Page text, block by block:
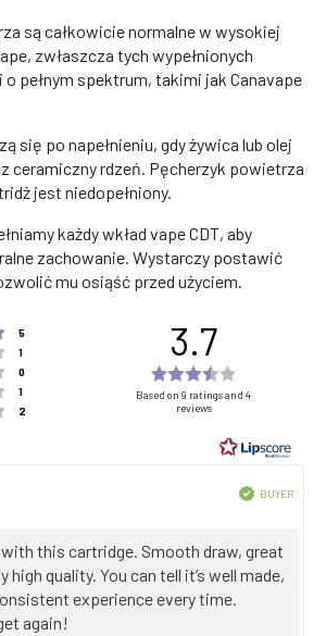
są całkowicie normalne w wysokiej
zwłaszcza tych wypełnionych
pełnym spektrum, takimi jak Canavape
się po napełnieniu, gdy żywica lub olej
ceramiczny rdzeń. Pęcherzyk powietrza
jest niedopełniony.
każdy wkład vape CDT, aby
zachowanie. Wystarczy postawić
mu osiąść przed użyciem.
Rating 5 out of 5 stars
5
Rating 4 out of 5 stars
1
Rating 3 out of 5 stars
0
Rating 2 out of 5 stars
1
Rating 1 out of 5 stars
2
3.7
3.7
of
5
stars
Based on 9 ratings and 4
reviews
VerifiedBUYER
this cartridge. Smooth draw, great
high quality. You can tell it’s well made,
experience every time.
again!